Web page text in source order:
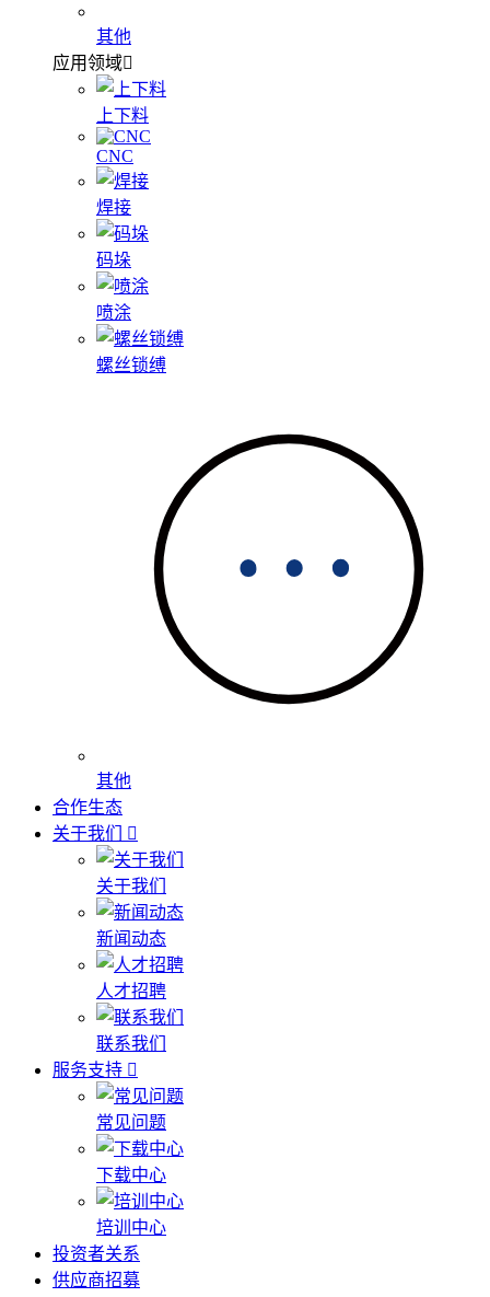
其他
应用领域
上下料
CNC
焊接
码垛
喷涂
螺丝锁缚
其他
合作生态
关于我们
关于我们
新闻动态
人才招聘
联系我们
服务支持
常见问题
下载中心
培训中心
投资者关系
供应商招募